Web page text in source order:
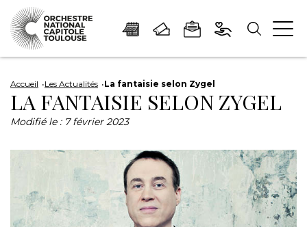
Panneau de gestion des cookies
au
contenu
principal
à
la
navigation
à
la
au
pied
plan
Accueil Les Actualités La fantaisie selon Zygel
LA FANTAISIE SELON ZYGEL
Modifié le : 7 février 2023